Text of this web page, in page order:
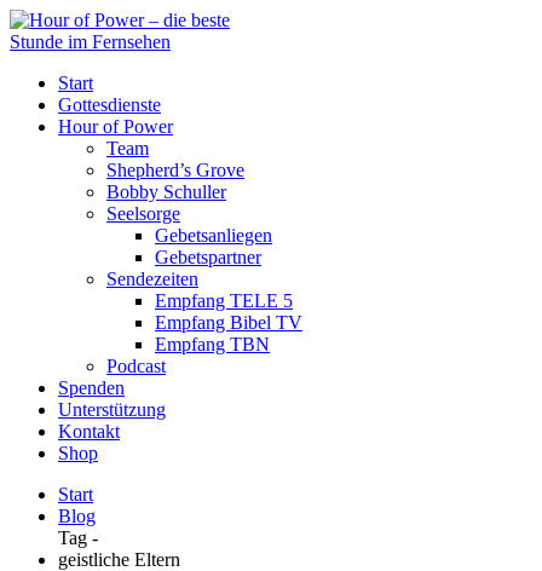
Start
Gottesdienste
Hour of Power
Team
Shepherd’s Grove
Bobby Schuller
Seelsorge
Gebetsanliegen
Gebetspartner
Sendezeiten
Empfang TELE 5
Empfang Bibel TV
Empfang TBN
Podcast
Spenden
Unterstützung
Kontakt
Shop
Start
Blog
Tag -
geistliche Eltern